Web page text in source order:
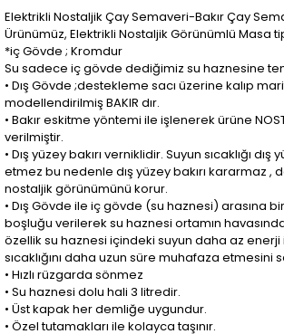
Elektrikli Nostaljik Çay Semaveri-Bakır Çay
Ürünümüz, Elektrikli Nostaljik Görünümlü Masa
*iç Gövde ; Kromdur
Su sadece iç gövde dediğimiz su haznesine
• Dış Gövde ;destekleme sacı üzerine kalıp
modellendirilmiş BAKIR dır.
• Bakır eskitme yöntemi ile işlenerek ürüne
verilmiştir.
• Dış yüzey bakırı verniklidir. Suyun sıcaklığı
etmez bu nedenle dış yüzey bakırı kararmaz ,
nostaljik görünümünü korur.
• Dış Gövde ile iç gövde (su haznesi) arasına
boşluğu verilerek su haznesi ortamın
özellik su haznesi içindeki suyun daha az enerji
sıcaklığını daha uzun süre muhafaza etmesini
• Hızlı rüzgarda sönmez
• Su haznesi dolu hali 3 litredir.
• Üst kapak her demliğe uygundur.
• Özel tutamakları ile kolayca taşınır.